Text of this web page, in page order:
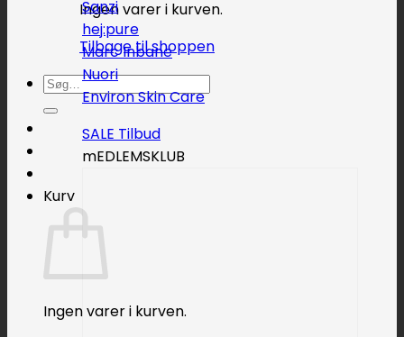
Ingen varer i kurven.
Tilbage til shoppen
Søg
efter:
Kurv
Ingen varer i kurven.
Sanzi
hej:pure
Marc Inbane
Nuori
Environ Skin Care
SALE
mEDLEMSKLUB